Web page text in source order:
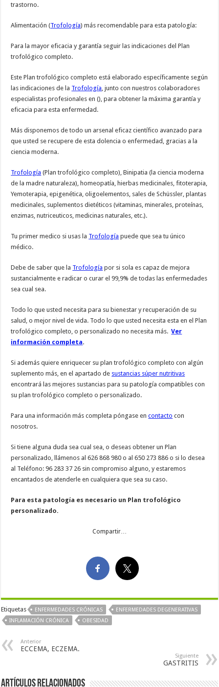
trastorno.
Alimentación (Trofología) más recomendable para esta patología:
Para la mayor eficacia y garantía seguir las indicaciones del Plan
trofológico completo.
Este Plan trofológico completo está elaborado específicamente según
las indicaciones de la Trofología , junto con nuestros colaboradores
especialistas profesionales en (), para obtener la máxima garantía y
eficacia para esta enfermedad.
Más disponemos de todo un arsenal eficaz científico avanzado para
que usted se recupere de esta dolencia o enfermedad, gracias a la
ciencia moderna.
Trofología (Plan trofológico completo), Binipatia (la ciencia moderna
de la madre naturaleza), homeopatía, hierbas medicinales, fitoterapia,
Yemoterapia, epigenética, oligoelementos, sales de Schüssler, plantas
medicinales, suplementos dietéticos (vitaminas, minerales, proteínas,
enzimas, nutriceuticos, medicinas naturales, etc.).
Tu primer medico si usas la Trofología puede que sea tu único
médico.
Debe de saber que la Trofología por si sola es capaz de mejora
sustancialmente e radicar o curar el 99,9% de todas las enfermedades
sea cual sea.
Todo lo que usted necesita para su bienestar y recuperación de su
salud, o mejor nivel de vida. Todo lo que usted necesita esta en el Plan
trofológico completo, o personalizado no necesita más.Ver
información completa.
Si además quiere enriquecer su plan trofológico completo con algún
suplemento más, en el apartado de sustancias súper nutritivas
encontrará las mejores sustancias para su patología compatibles con
su plan trofológico completo o personalizado.
Para una información más completa póngase encontacto con
nosotros.
Si tiene alguna duda sea cual sea, o deseas obtener un Plan
personalizado, llámenos al 626 868 980 o al 650 273 886 o si lo desea
al Teléfono: 96 283 37 26 sin compromiso alguno, y estaremos
encantados de atenderle en cualquiera que sea su caso.
Para esta patología es necesario un Plan trofológico
personalizado.
Compartir…
Etiquetas ENFERMEDADES CRÓNICAS
ENFERMEDADES DEGENERATIVAS
INFLAMACIÓN CRÓNICA
OBESIDAD
Anterior
ECCEMA, ECZEMA.
Siguiente
GASTRITIS
Artículos Relacionados